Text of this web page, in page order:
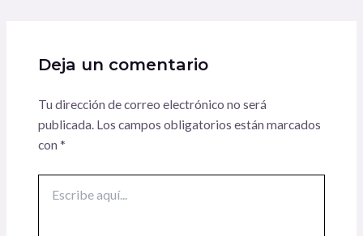
Deja un comentario
Tu dirección de correo electrónico no será
publicada. Los campos obligatorios están marcados
con *
aquí...